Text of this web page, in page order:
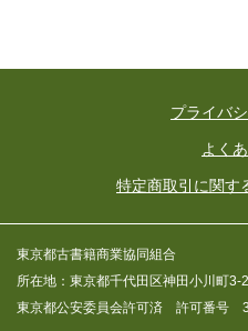
プライバ
よく
特定商取引に関す
東京都古書籍商業協同組合
所在地：東京都千代田区神田小川町
東京都公安委員会許可済 許可番号